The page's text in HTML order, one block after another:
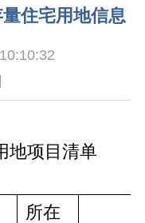
住宅用地信息
地项目清单
所在